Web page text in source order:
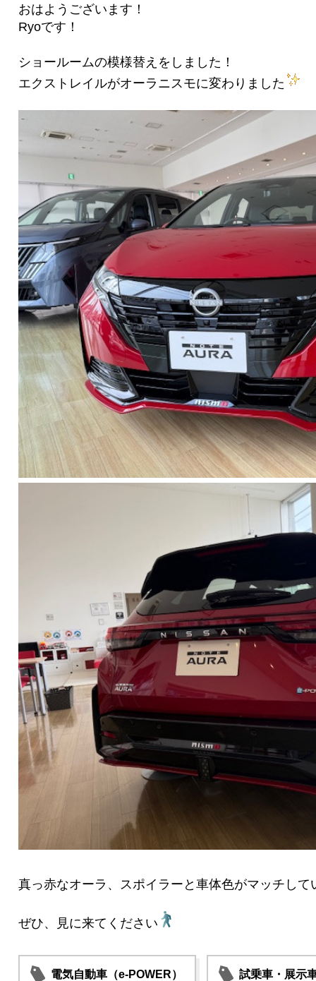
おはようございます！
Ryoです！
ショールームの模様替えをしました！
エクストレイルがオーラニスモに変わりました
真っ赤なオーラ、スポイラーと車体色がマッチして
ぜひ、見に来てください
電気自動車（e-POWER） 試乗車・展示